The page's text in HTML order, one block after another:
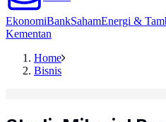
EkonomiBankSahamEnergi &
Kementan
Home
Bisnis